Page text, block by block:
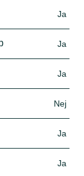
Ja
Ja
Ja
Nej
Ja
Ja